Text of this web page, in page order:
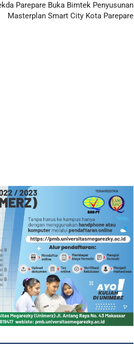
Parepare Buka Bimtek Penyusunan
Masterplan Smart City Kota Parepare